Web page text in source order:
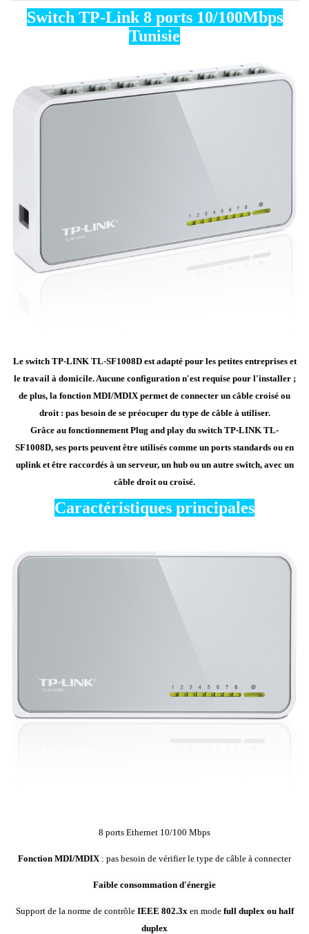
Switch TP-Link 8 ports 10/100Mbps
Tunisie
Le switch TP-LINK TL-SF1008D est adapté pour les petites entreprises et
le travail à domicile. Aucune configuration n'est requise pour l'installer ;
de plus, la fonction MDI/MDIX permet de connecter un câble croisé ou
droit : pas besoin de se préocuper du type de câble à utiliser.
Grâce au fonctionnement Plug and play du switch TP-LINK TL-
SF1008D, ses ports peuvent être utilisés comme un ports standards ou en
uplink et être raccordés à un serveur, un hub ou un autre switch, avec un
câble droit ou croisé.
Caractéristiques principales
8 ports Ethernet 10/100 Mbps
Fonction MDI/MDIX : pas besoin de vérifier le type de câble à connecter
Faible consommation d'énergie
Support de la norme de contrôle IEEE 802.3x en mode full duplex ou half
duplex